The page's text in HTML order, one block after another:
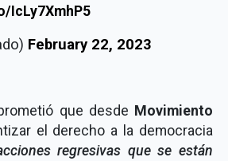
IcLy7XmhP5
February 22, 2023
que desde Movimiento
el derecho a la democracia
regresivas que se están